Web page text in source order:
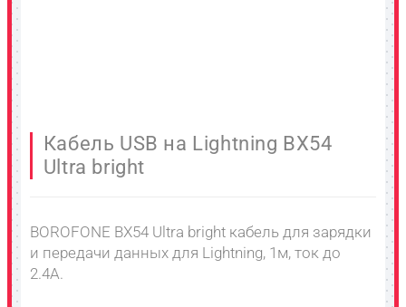
Кабель USB на Lightning BX54
Ultra bright
BOROFONE BX54 Ultra bright кабель для зарядки
и передачи данных для Lightning, 1м, ток до
2.4A.